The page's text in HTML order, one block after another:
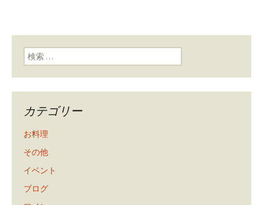
検索:
カテゴリー
お料理
その他
イベント
ブログ